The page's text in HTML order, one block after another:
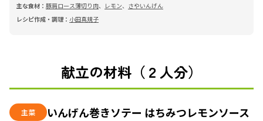
主な食材： 豚肩ロース薄切り肉、 レモン、 さやいんげん
レシピ作成・調理： 小田真規子
献立の材料（２人分）
主菜 いんげん巻きソテー はちみつレモンソース